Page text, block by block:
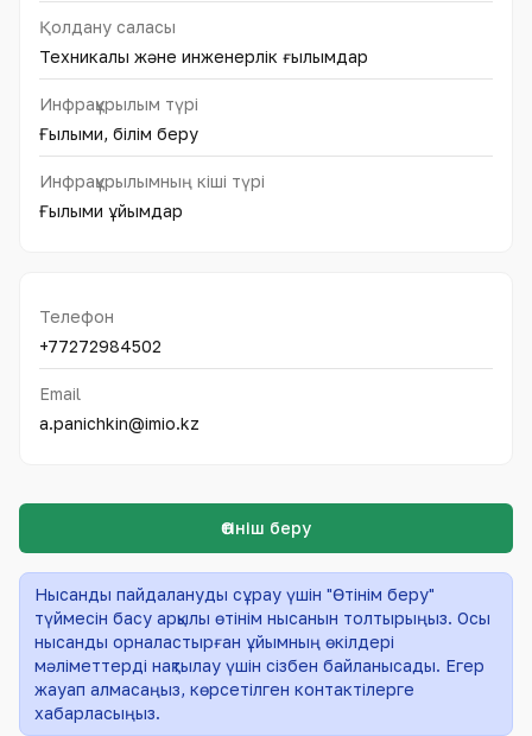
Қолдану саласы
Техникалық және инженерлік ғылымдар
Инфрақұрылым түрі
Ғылыми, білім беру
Инфрақұрылымның кіші түрі
Ғылыми ұйымдар
Телефон
+77272984502
Email
a.panichkin@imio.kz
Өтініш беру
Нысанды пайдалануды сұрау үшін "Өтінім беру"
түймесін басу арқылы өтінім нысанын толтырыңыз. Осы
нысанды орналастырған ұйымның өкілдері
мәліметтерді нақтылау үшін сізбен байланысады. Егер
жауап алмасаңыз, көрсетілген контактілерге
хабарласыңыз.